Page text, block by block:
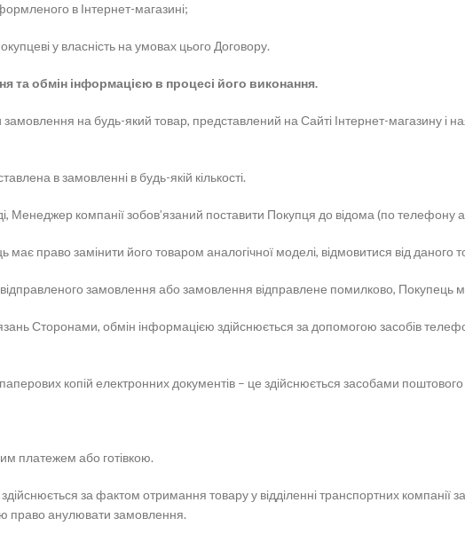
в Інтернет-магазині;
у власність на умовах цього Договору.
та обмін інформацією в процесі його виконання.
на будь-який товар, представлений на Сайті Інтернет-магазину і
​​в замовленні в будь-якій кількості.
Менеджер компанії зобов’язаний поставити Покупця до відома (по телефону
має право замінити його товаром аналогічної моделі, відмовитися від
замовлення або замовлення відправлене помилково, Покупець
Сторонами, обмін інформацією здійснюється за допомогою засобів
копій електронних документів – це здійснюється засобами поштового
платежем або готівкою.
за фактом отримання товару у відділенні транспортних компанії
право анулювати замовлення.